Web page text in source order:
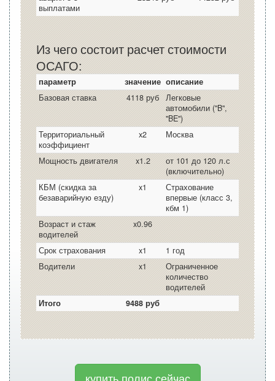
выплатами
Из чего состоит расчет стоимости
ОСАГО:
параметр значение описание
Базовая ставка
4118 руб
Легковые
автомобили ("B",
"BE")
Территориальный
коэффициент
x2 Москва
Мощность двигателя x1.2
от 101 до 120 л.с
(включительно)
КБМ (скидка за
безаварийную езду)
x1
Страхование
впервые (класс 3,
кбм 1)
Возраст и стаж
водителей
x0.96
Срок страхования x1
1 год
Водители
x1
Ограниченное
количество
водителей
Итого
9488 руб